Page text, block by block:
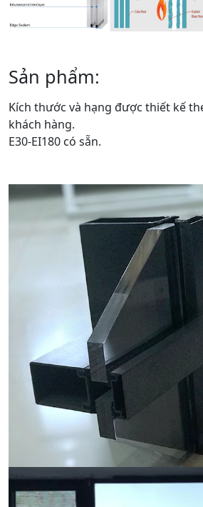
Sản phẩm:
Kích thước và hạng được thiết kế
khách hàng.
E30-EI180 có sẵn.